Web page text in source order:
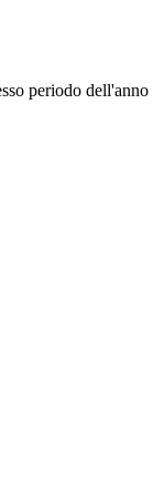
periodo dell'anno